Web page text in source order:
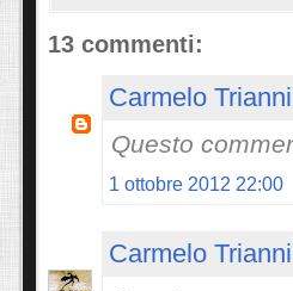
13 commenti:
Carmelo Trianni
Questo
1 ottobre 2012 22:00
Carmelo Trianni